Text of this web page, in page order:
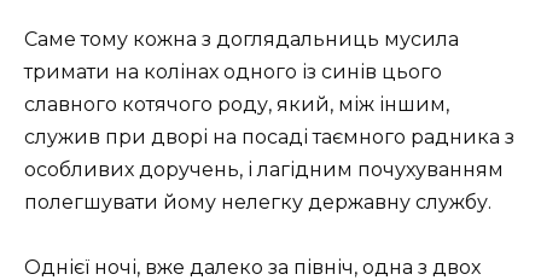
Саме тому кожна з доглядальниць мусила
тримати на колінах одного із синів цього
славного котячого роду, який, між іншим,
служив при дворі на посаді таємного радника з
особливих доручень, і лагідним почухуванням
полегшувати йому нелегку державну службу.
Однієї ночі, вже далеко за північ, одна з двох